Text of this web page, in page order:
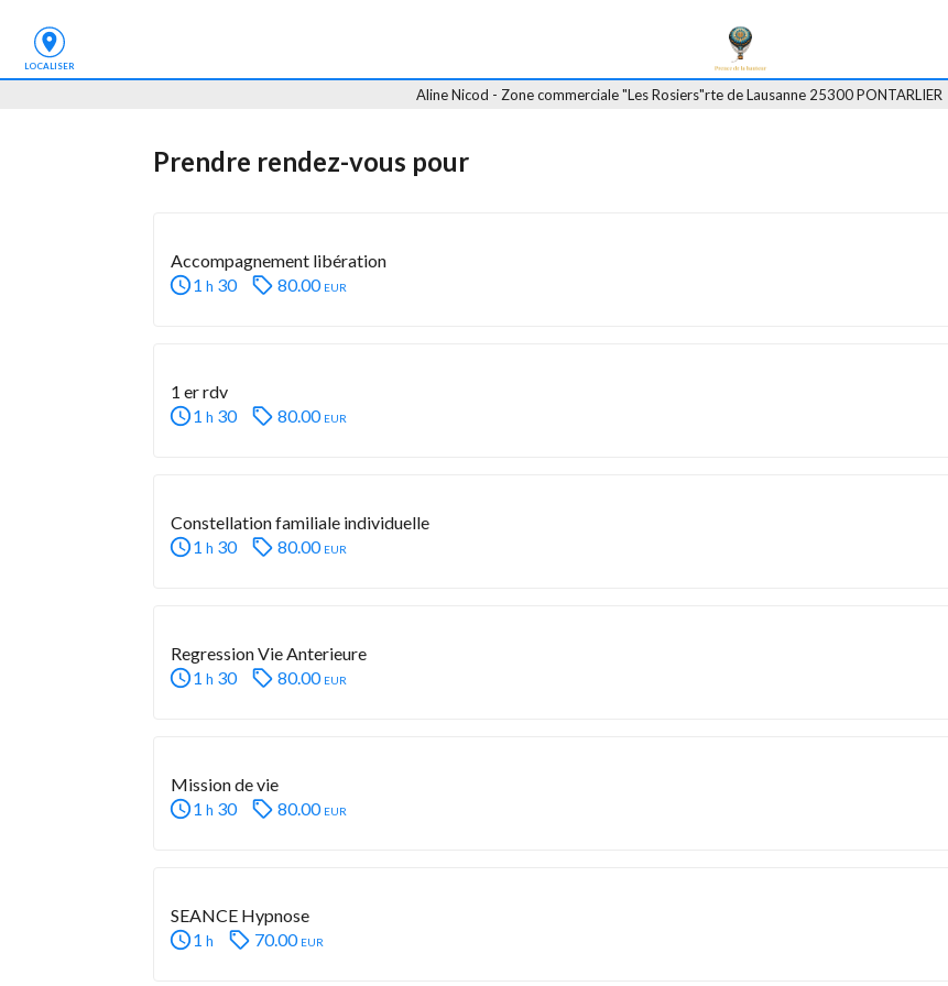
LOCALISER
Aline Nicod - Zone commerciale "Les Rosiers"rte de Lausanne 25300 PONTARLIER
Prendre rendez-vous pour
Accompagnement libération
1 h 30 80.00 eur
1 er rdv
1 h 30 80.00 eur
Constellation familiale individuelle
1 h 30 80.00 eur
Regression Vie Anterieure
1 h 30 80.00 eur
Mission de vie
1 h 30 80.00 eur
SEANCE Hypnose
1 h 70.00 eur